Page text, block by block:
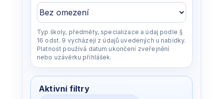
Typ školy, předměty, specializace a údaj podle §
16 odst. 9 vycházejí z údajů uvedených u nabídky.
Platnost používá datum ukončení zveřejnění
nebo uzávěrku přihlášek.
Aktivní filtry